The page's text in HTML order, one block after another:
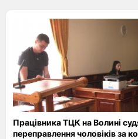
Працівника ТЦК на Волині
переправлення чоловіків за